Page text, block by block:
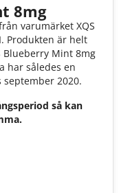
8mg
varumärket XQS
Produkten är helt
Blueberry Mint 8mg
har således en
2020.
så kan